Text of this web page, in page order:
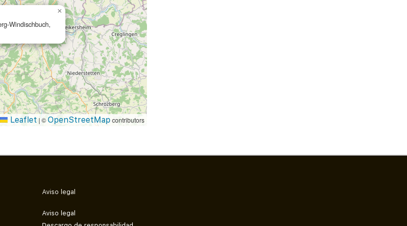
Windischbuch,
×
Leaflet | ©OpenStreetMap contributors
Aviso legal
Aviso legal